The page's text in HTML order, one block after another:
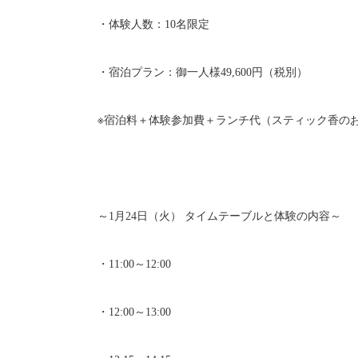
・体験人数：10名限定
・宿泊プラン：御一人様49,600円（税別）
※宿泊料＋体験参加費＋ランチ代（スティック香の
～1月24日（火） タイムテーブルと体験の内容～
・11:00～12:00
・12:00～13:00